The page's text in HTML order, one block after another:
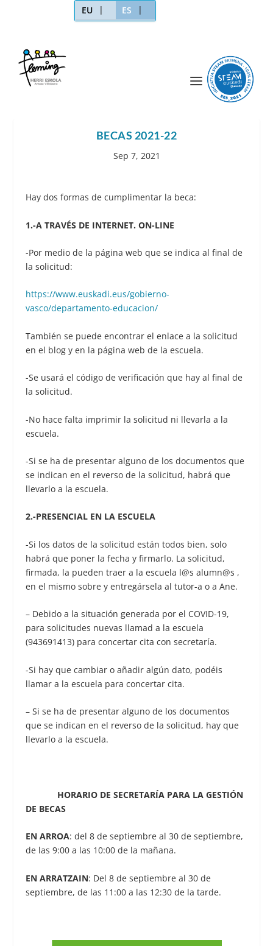
EU ES
BECAS 2021-22
Sep 7, 2021
Hay dos formas de cumplimentar la beca:
1.-A TRAVÉS DE INTERNET. ON-LINE
-Por medio de la página web que se indica al final de
la solicitud:
https://www.euskadi.eus/gobierno-
vasco/departamento-educacion/
También se puede encontrar el enlace a la solicitud
en el blog y en la página web de la escuela.
-Se usará el código de verificación que hay al final de
la solicitud.
-No hace falta imprimir la solicitud ni llevarla a la
escuela.
-Si se ha de presentar alguno de los documentos que
se indican en el reverso de la solicitud, habrá que
llevarlo a la escuela.
2.-PRESENCIAL EN LA ESCUELA
-Si los datos de la solicitud están todos bien, solo
habrá que poner la fecha y firmarlo. La solicitud,
firmada, la pueden traer a la escuela l@s alumn@s ,
en el mismo sobre y entregársela al tutor-a o a Ane.
– Debido a la situación generada por el COVID-19,
para solicitudes nuevas llamad a la escuela
(943691413) para concertar cita con secretaría.
-Si hay que cambiar o añadir algún dato, podéis
llamar a la escuela para concertar cita.
– Si se ha de presentar alguno de los documentos
que se indican en el reverso de la solicitud, hay que
llevarlo a la escuela.
HORARIO DE SECRETARÍA PARA LA GESTIÓN
DE BECAS
EN ARROA: del 8 de septiembre al 30 de septiembre,
de las 9:00 a las 10:00 de la mañana.
EN ARRATZAIN: Del 8 de septiembre al 30 de
septiembre, de las 11:00 a las 12:30 de la tarde.